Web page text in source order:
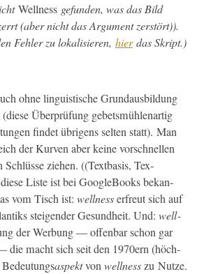
Well­ness gefun­den, was das Bild
(aber nicht das Argu­ment zer­stört)).
Fehler zu lokalisieren, hierdas Skript.)
ohne lin­guis­tis­che Grun­daus­bil­dung
Über­prü­fung gebetsmüh­le­nar­tig
find­et übri­gens sel­ten statt). Man
der Kur­ven aber keine vorschnellen
Schlüsse ziehen. ((Textba­sis, Tex­
Liste ist bei Google­Books bekan­
vom Tisch ist: well­nesserfreut sich auf
steigen­der Gesund­heit. Und: well­
der Wer­bung — offen­bar schon gar
die macht sich seit den 1970ern (höch­
aspektvonwell­nesszu Nutze.